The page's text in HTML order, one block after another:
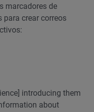
marcadores de
crear correos
introducing them
about